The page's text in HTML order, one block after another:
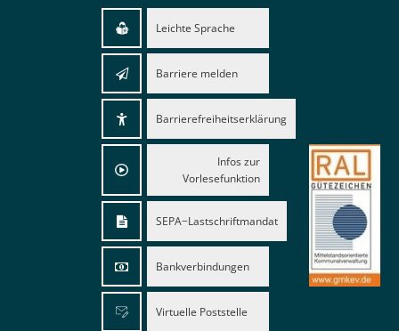
Leichte Sprache
Barriere melden
Barrierefreiheitserklärung
Infos zur
Vorlesefunktion
SEPA−Lastschriftmandat
Bankverbindungen
Virtuelle Poststelle